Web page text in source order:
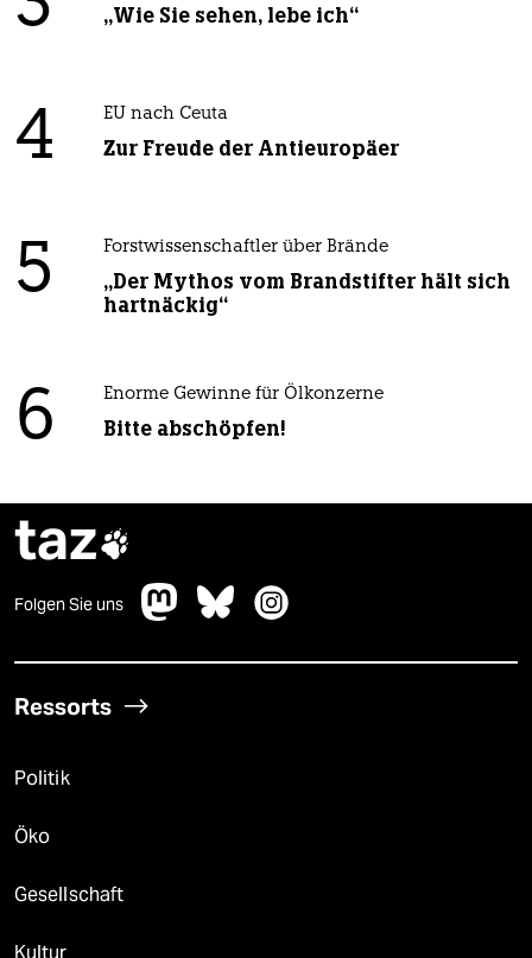
„Wie Sie sehen, lebe ich“
4 EU nach Ceuta
Zur Freude der Antieuropäer
5 Forstwissenschaftler über Brände
„Der Mythos vom Brandstifter hält sich
hartnäckig“
6 Enorme Gewinne für Ölkonzerne
Bitte abschöpfen!
taz
Folgen Sie uns
Ressorts
Politik
Öko
Gesellschaft
Kultur